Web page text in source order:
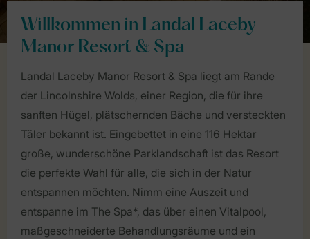
Willkommen in Landal Laceby
Manor Resort & Spa
Landal Laceby Manor Resort & Spa liegt am Rande
der Lincolnshire Wolds, einer Region, die für ihre
sanften Hügel, plätschernden Bäche und versteckten
Täler bekannt ist. Eingebettet in eine 116 Hektar
große, wunderschöne Parklandschaft ist das Resort
die perfekte Wahl für alle, die sich in der Natur
entspannen möchten. Nimm eine Auszeit und
entspanne im The Spa*, das über einen Vitalpool,
maßgeschneiderte Behandlungsräume und ein